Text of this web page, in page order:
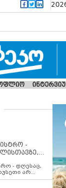
ინტერვიუ
-
- დღესაც,
არ